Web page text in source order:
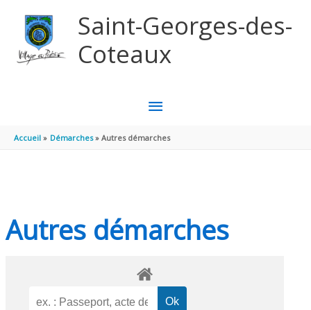
Saint-Georges-des-
Coteaux
MENU
PRINCIPAL
Accueil Démarches Autres démarches
Autres démarches